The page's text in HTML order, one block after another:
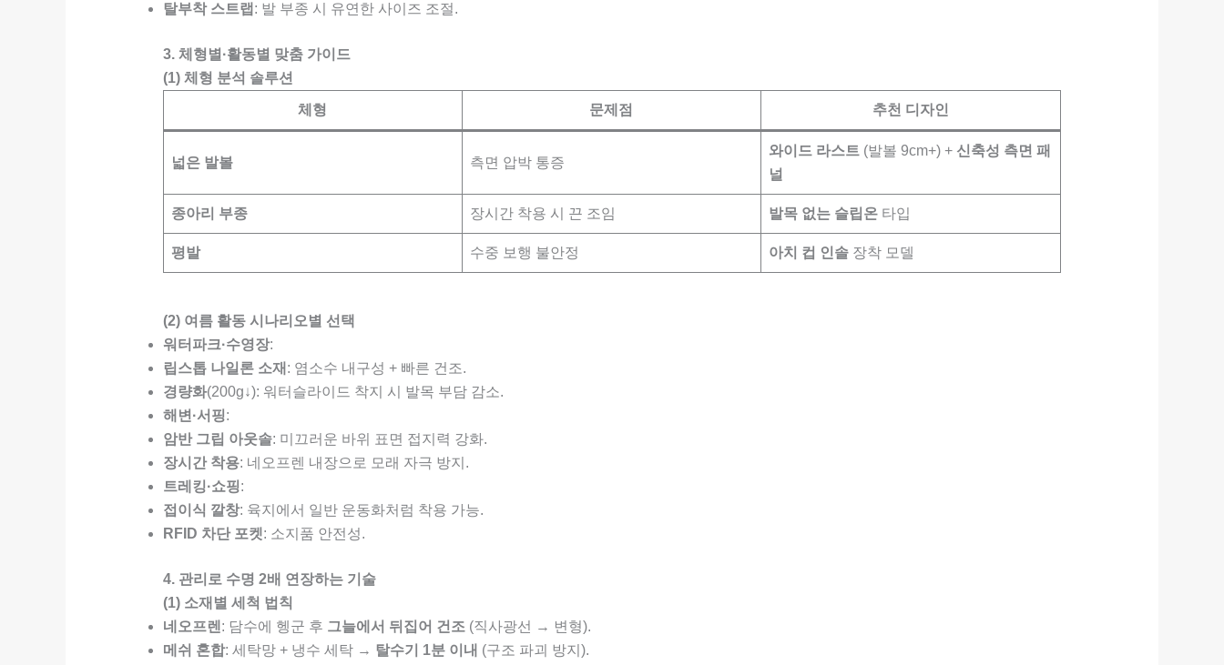
탈부착 스트랩 : 발 부종 시 유연한 사이즈 조절.
3. 체형별·활동별 맞춤 가이드
(1) 체형 분석 솔루션
체형 문제점 추천 디자인
넓은 발볼 측면 압박 통증
와이드 라스트(발볼 9cm+) + 신축성 측면 패
널
종아리 부종 장시간 착용 시 끈 조임 발목 없는 슬립온타입
평발 수중 보행 불안정 아치 컵 인솔장착 모델
(2) 여름 활동 시나리오별 선택
워터파크·수영장:
립스톱 나일론 소재 : 염소수 내구성 + 빠른 건조.
경량화(200g↓): 워터슬라이드 착지 시 발목 부담 감소.
해변·서핑:
암반 그립 아웃솔: 미끄러운 바위 표면 접지력 강화.
장시간 착용: 네오프렌 내장으로 모래 자극 방지.
트레킹·쇼핑:
접이식 깔창: 육지에서 일반 운동화처럼 착용 가능.
RFID 차단 포켓: 소지품 안전성.
4. 관리로 수명 2배 연장하는 기술
(1) 소재별 세척 법칙
네오프렌 : 담수에 헹군 후 그늘에서 뒤집어 건조 (직사광선 → 변형).
메쉬 혼합: 세탁망 + 냉수 세탁 → 탈수기 1분 이내 (구조 파괴 방지).